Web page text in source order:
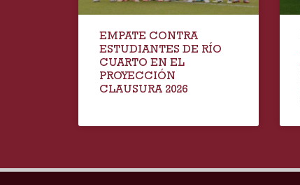
EMPATE CONTRA
ESTUDIANTES DE RÍO
CUARTO EN EL
PROYECCIÓN
CLAUSURA 2026